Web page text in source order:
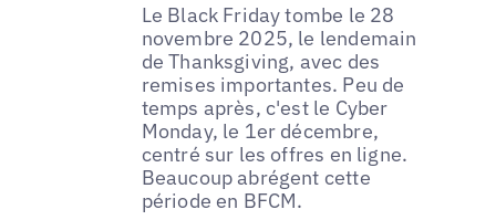
Le Black Friday tombe le 28
novembre 2025, le lendemain
de Thanksgiving, avec des
remises importantes. Peu de
temps après, c'est le Cyber
Monday, le 1er décembre,
centré sur les offres en ligne.
Beaucoup abrégent cette
période en BFCM.